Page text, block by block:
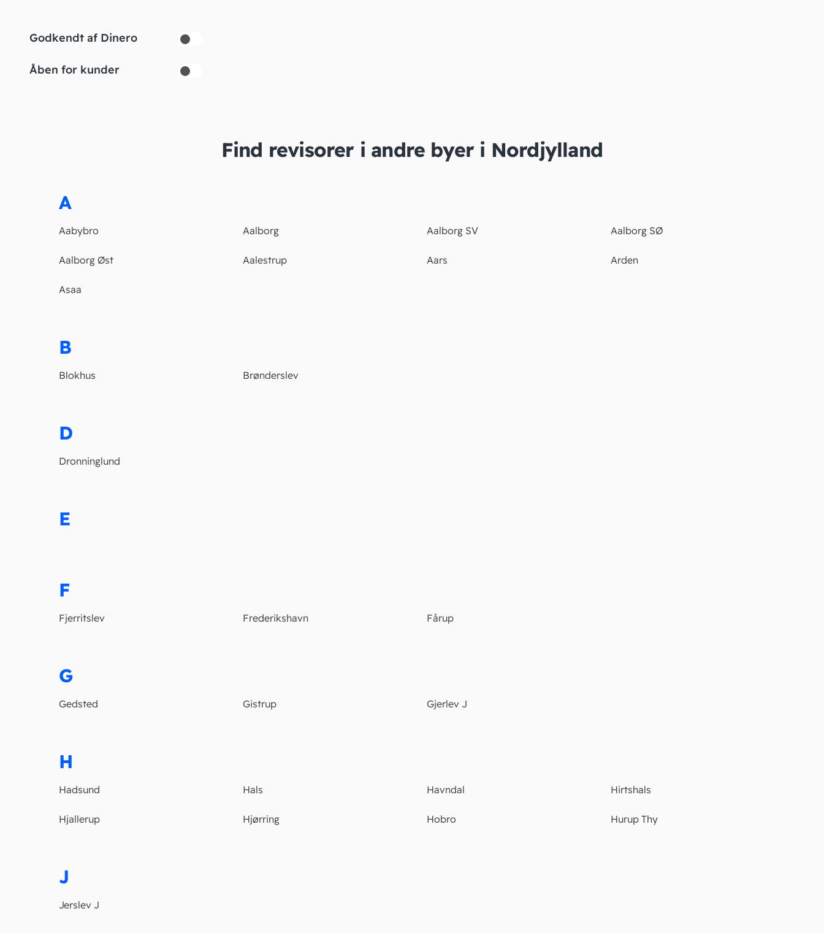
Godkendt af Dinero
Åben for kunder
Find revisorer i andre byer i Nordjylland
A
Aabybro Aalborg Aalborg SV Aalborg SØ
Aalborg Øst Aalestrup Aars Arden
Asaa
B
Blokhus Brønderslev
D
Dronninglund
E
F
Fjerritslev Frederikshavn Fårup
G
Gedsted Gistrup Gjerlev J
H
Hadsund Hals Havndal Hirtshals
Hjallerup Hjørring Hobro Hurup Thy
J
Jerslev J